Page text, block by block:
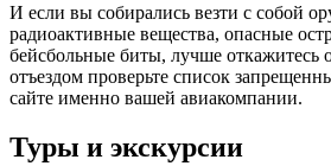
И если вы собирались везти с собой
радиоактивные вещества, опасные
бейсбольные биты, лучше откажитесь
отъездом проверьте список
сайте именно вашей авиакомпании.
Туры и экскурсии